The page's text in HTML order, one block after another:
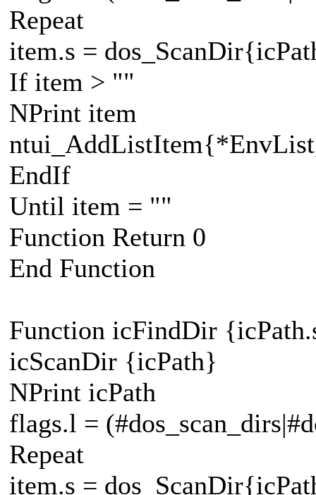
Repeat
item.s =
If item > ""
NPrint item
EndIf
Until item = ""
Function Return 0
End Function
Function icFindDir
icScanDir {icPath}
NPrint icPath
flags.l =
Repeat
item.s =